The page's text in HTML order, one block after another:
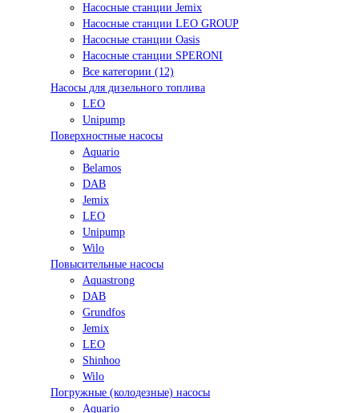
Насосные станции Jemix
Насосные станции LEO GROUP
Насосные станции Oasis
Насосные станции SPERONI
Все категории (12)
Насосы для дизельного топлива
LEO
Unipump
Поверхностные насосы
Aquario
Belamos
DAB
Jemix
LEO
Unipump
Wilo
Повысительные насосы
Aquastrong
DAB
Grundfos
Jemix
LEO
Shinhoo
Wilo
Погружные (колодезные) насосы
Aquario